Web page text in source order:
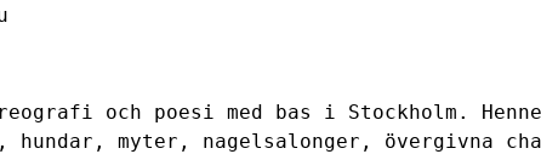
och poesi med bas i Stockholm.
myter, nagelsalonger, övergivna